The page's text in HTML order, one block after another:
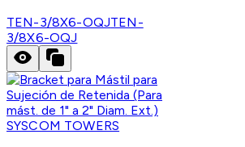
TEN-3/8X6-OQJTEN-
3/8X6-OQJ
SYSCOM TOWERS